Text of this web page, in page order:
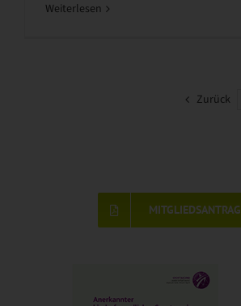
Weiterlesen
Zurück
MITGLIEDSANTRAG